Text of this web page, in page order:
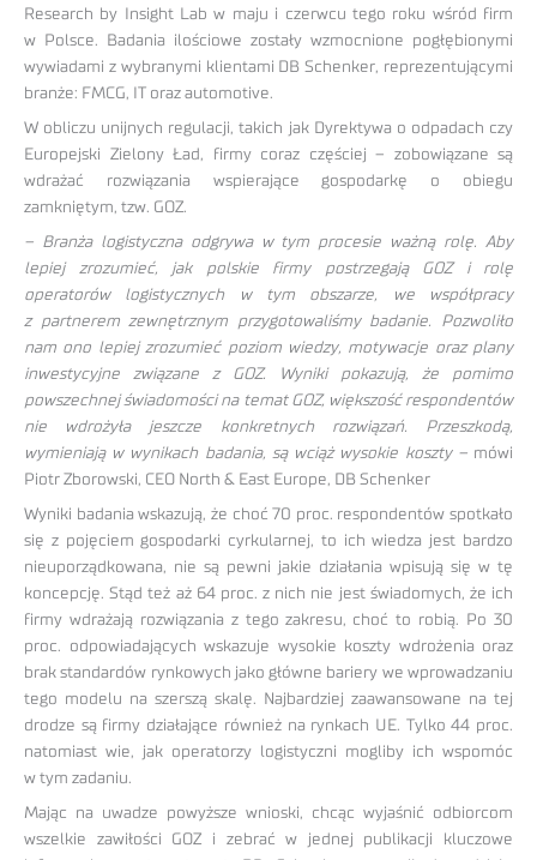
Research by Insight Lab w maju i czerwcu tego roku wśród firm
w Polsce. Badania ilościowe zostały wzmocnione pogłębionymi
wywiadami z wybranymi klientami DB Schenker, reprezentującymi
branże: FMCG, IT oraz automotive.
W obliczu unijnych regulacji, takich jak Dyrektywa o odpadach czy
Europejski Zielony Ład, firmy coraz częściej – zobowiązane są
wdrażać rozwiązania wspierające gospodarkę o obiegu
zamkniętym, tzw. GOZ.
– Branża logistyczna odgrywa w tym procesie ważną rolę. Aby
lepiej zrozumieć, jak polskie firmy postrzegają GOZ i rolę
operatorów logistycznych w tym obszarze, we współpracy
z partnerem zewnętrznym przygotowaliśmy badanie. Pozwoliło
nam ono lepiej zrozumieć poziom wiedzy, motywacje oraz plany
inwestycyjne związane z GOZ. Wyniki pokazują, że pomimo
powszechnej świadomości na temat GOZ, większość respondentów
nie wdrożyła jeszcze konkretnych rozwiązań. Przeszkodą,
wymieniają w wynikach badania, są wciąż wysokie koszty – mówi
Piotr Zborowski, CEO North & East Europe, DB Schenker
Wyniki badania wskazują, że choć 70 proc. respondentów spotkało
się z pojęciem gospodarki cyrkularnej, to ich wiedza jest bardzo
nieuporządkowana, nie są pewni jakie działania wpisują się w tę
koncepcję. Stąd też aż 64 proc. z nich nie jest świadomych, że ich
firmy wdrażają rozwiązania z tego zakresu, choć to robią. Po 30
proc. odpowiadających wskazuje wysokie koszty wdrożenia oraz
brak standardów rynkowych jako główne bariery we wprowadzaniu
tego modelu na szerszą skalę. Najbardziej zaawansowane na tej
drodze są firmy działające również na rynkach UE. Tylko 44 proc.
natomiast wie, jak operatorzy logistyczni mogliby ich wspomóc
w tym zadaniu.
Mając na uwadze powyższe wnioski, chcąc wyjaśnić odbiorcom
wszelkie zawiłości GOZ i zebrać w jednej publikacji kluczowe